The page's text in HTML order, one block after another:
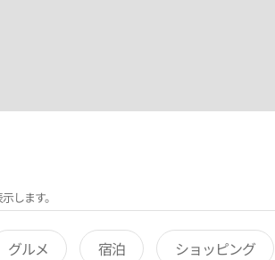
します。
グルメ 宿泊 ショッピング